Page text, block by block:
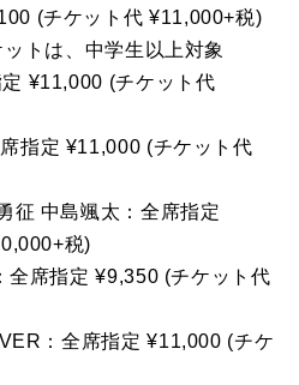
(チケット代 ¥11,000+税)
、中学生以上対象
¥11,000 (チケット代
指定 ¥11,000 (チケット代
征 中島颯太：全席指定
税)
全席指定 ¥9,350 (チケット代
：全席指定 ¥11,000 (チケ